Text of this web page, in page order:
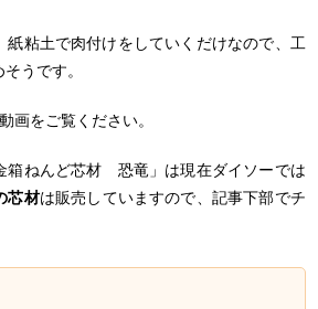
紙粘土で肉付けをしていくだけなので、工
うです。
画をご覧ください。
ねんど芯材 恐竜」は現在ダイソーでは
芯材は販売していますので、記事下部でチ